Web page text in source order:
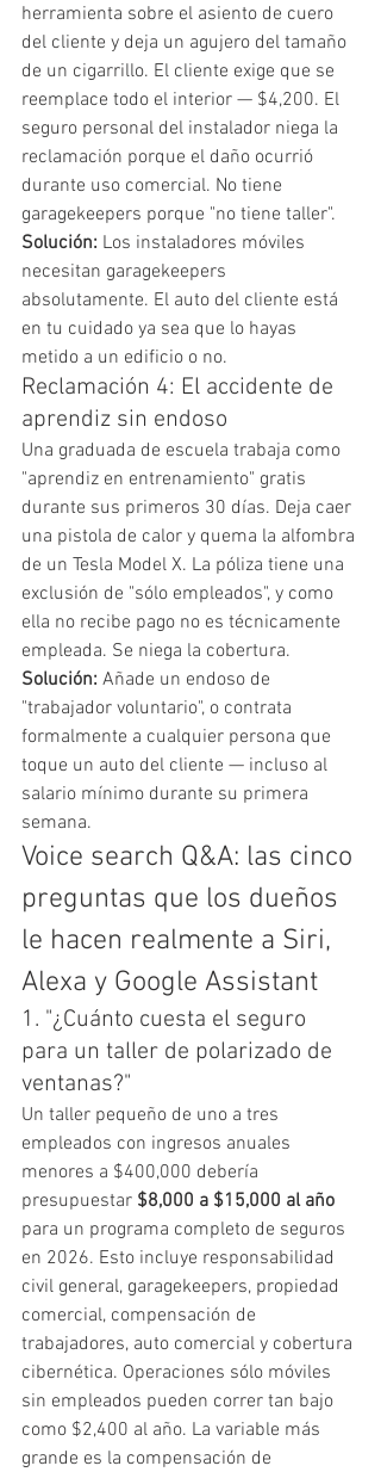
herramienta sobre el asiento de cuero
del cliente y deja un agujero del tamaño
de un cigarrillo. El cliente exige que se
reemplace todo el interior — $4,200. El
seguro personal del instalador niega la
reclamación porque el daño ocurrió
durante uso comercial. No tiene
garagekeepers porque "no tiene taller".
Solución: Los instaladores móviles
necesitan garagekeepers
absolutamente. El auto del cliente está
en tu cuidado ya sea que lo hayas
metido a un edificio o no.
Reclamación 4: El accidente de
aprendiz sin endoso
Una graduada de escuela trabaja como
"aprendiz en entrenamiento" gratis
durante sus primeros 30 días. Deja caer
una pistola de calor y quema la alfombra
de un Tesla Model X. La póliza tiene una
exclusión de "sólo empleados", y como
ella no recibe pago no es técnicamente
empleada. Se niega la cobertura.
Solución: Añade un endoso de
"trabajador voluntario", o contrata
formalmente a cualquier persona que
toque un auto del cliente — incluso al
salario mínimo durante su primera
semana.
Voice search Q&A: las cinco
preguntas que los dueños
le hacen realmente a Siri,
Alexa y Google Assistant
1. "¿Cuánto cuesta el seguro
para un taller de polarizado de
ventanas?"
Un taller pequeño de uno a tres
empleados con ingresos anuales
menores a $400,000 debería
presupuestar $8,000 a $15,000 al año
para un programa completo de seguros
en 2026. Esto incluye responsabilidad
civil general, garagekeepers, propiedad
comercial, compensación de
trabajadores, auto comercial y cobertura
cibernética. Operaciones sólo móviles
sin empleados pueden correr tan bajo
como $2,400 al año. La variable más
grande es la compensación de